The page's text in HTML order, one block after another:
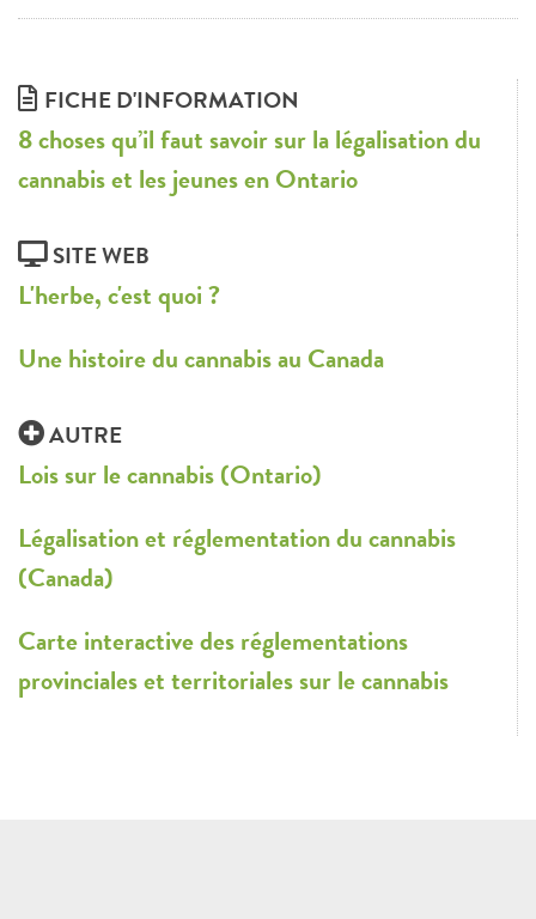
FICHE D'INFORMATION
8 choses qu’il faut savoir sur la légalisation du
cannabis et les jeunes en Ontario
SITE WEB
L'herbe, c'est quoi ?
Une histoire du cannabis au Canada
AUTRE
Lois sur le cannabis (Ontario)
Légalisation et réglementation du cannabis
(Canada)
Carte interactive des réglementations
provinciales et territoriales sur le cannabis